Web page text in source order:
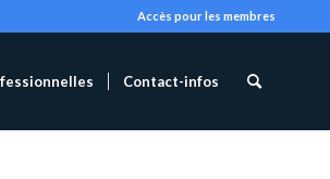
Accès pour les membres
Contact-infos